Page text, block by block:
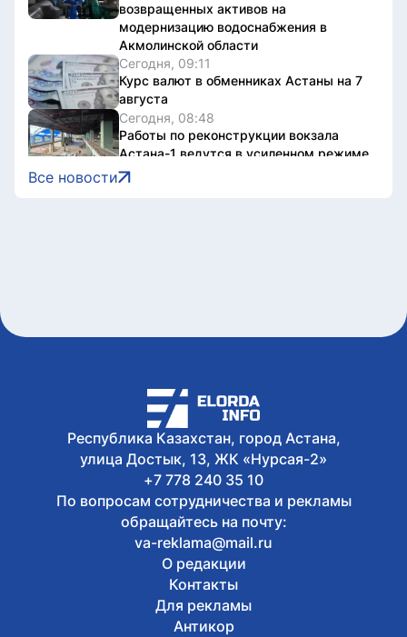
возвращенных активов на
модернизацию водоснабжения в
Акмолинской области
Сегодня, 09:11
Курс валют в обменниках Астаны на 7
августа
Сегодня, 08:48
Работы по реконструкции вокзала
Астана-1 ведутся в усиленном режиме
Сегодня, 08:35
6 августа, 2026
Все новости
Республика Казахстан, город Астана,
улица Достык, 13, ЖК «Нурсая-2»
+7 778 240 35 10
По вопросам сотрудничества и рекламы
обращайтесь на почту:
va-reklama@mail.ru
О редакции
Контакты
Для рекламы
Антикор